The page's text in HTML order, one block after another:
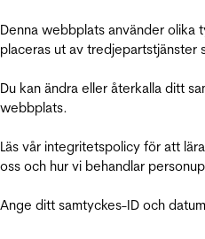
Denna webbplats använder olika
placeras ut av tredjepartstjänster
Du kan ändra eller återkalla ditt
webbplats.
Läs vår integritetspolicy för att
oss och hur vi behandlar
Ange ditt samtyckes-ID och